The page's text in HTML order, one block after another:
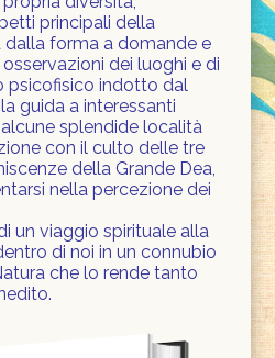
principali della
forma a domande e
dei luoghi e di
psicofisico indotto dal
guida a interessanti
alcune splendide località
con il culto delle tre
della Grande Dea,
nella percezione dei
un viaggio spirituale alla
di noi in un connubio
che lo rende tanto